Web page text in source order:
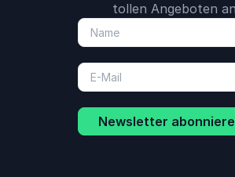
tollen Angeboten
Newsletter